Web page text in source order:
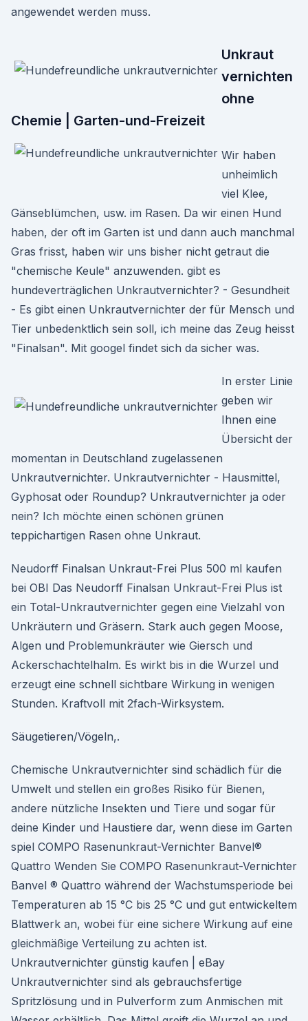
angewendet werden muss.
Unkraut
vernichten
ohne
Chemie | Garten-und-Freizeit
Wir haben
unheimlich
viel Klee,
Gänseblümchen, usw. im Rasen. Da wir einen Hund
haben, der oft im Garten ist und dann auch manchmal
Gras frisst, haben wir uns bisher nicht getraut die
"chemische Keule" anzuwenden. gibt es
hundeverträglichen Unkrautvernichter? - Gesundheit
- Es gibt einen Unkrautvernichter der für Mensch und
Tier unbedenktlich sein soll, ich meine das Zeug heisst
"Finalsan". Mit googel findet sich da sicher was.
In erster Linie
geben wir
Ihnen eine
Übersicht der
momentan in Deutschland zugelassenen
Unkrautvernichter. Unkrautvernichter - Hausmittel,
Gyphosat oder Roundup? Unkrautvernichter ja oder
nein? Ich möchte einen schönen grünen
teppichartigen Rasen ohne Unkraut.
Neudorff Finalsan Unkraut-Frei Plus 500 ml kaufen
bei OBI Das Neudorff Finalsan Unkraut-Frei Plus ist
ein Total-Unkrautvernichter gegen eine Vielzahl von
Unkräutern und Gräsern. Stark auch gegen Moose,
Algen und Problemunkräuter wie Giersch und
Ackerschachtelhalm. Es wirkt bis in die Wurzel und
erzeugt eine schnell sichtbare Wirkung in wenigen
Stunden. Kraftvoll mit 2fach-Wirksystem.
Säugetieren/Vögeln,.
Chemische Unkrautvernichter sind schädlich für die
Umwelt und stellen ein großes Risiko für Bienen,
andere nützliche Insekten und Tiere und sogar für
deine Kinder und Haustiere dar, wenn diese im Garten
spiel COMPO Rasenunkraut-Vernichter Banvel®
Quattro Wenden Sie COMPO Rasenunkraut-Vernichter
Banvel ® Quattro während der Wachstumsperiode bei
Temperaturen ab 15 °C bis 25 °C und gut entwickeltem
Blattwerk an, wobei für eine sichere Wirkung auf eine
gleichmäßige Verteilung zu achten ist.
Unkrautvernichter günstig kaufen | eBay
Unkrautvernichter sind als gebrauchsfertige
Spritzlösung und in Pulverform zum Anmischen mit